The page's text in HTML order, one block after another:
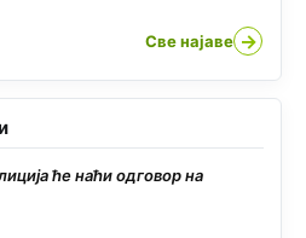
Све најаве →
ће наћи одговор на